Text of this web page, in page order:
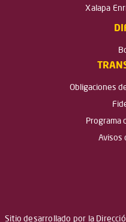
Xalapa
Obligaciones
Programa
Avisos
Sitio desarrollado por la